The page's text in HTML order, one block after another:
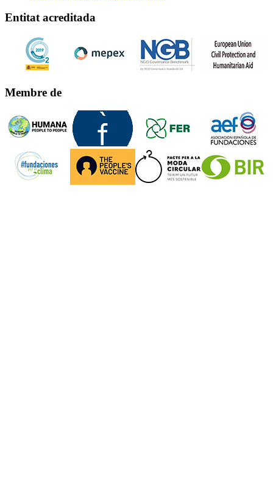
Entitat acreditada
Membre de